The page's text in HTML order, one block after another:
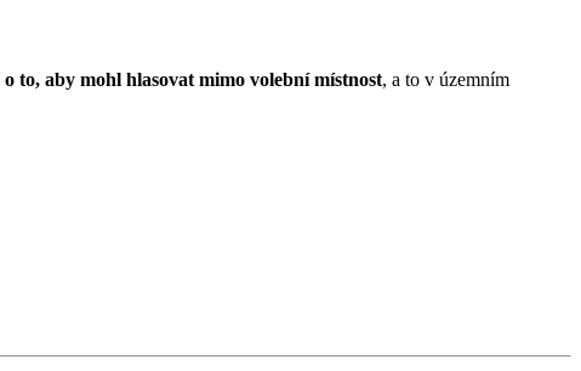
o to, aby mohl hlasovat mimo volební místnost, a to v územním